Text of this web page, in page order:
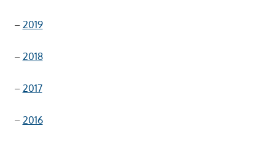
– 2019
– 2018
– 2017
– 2016